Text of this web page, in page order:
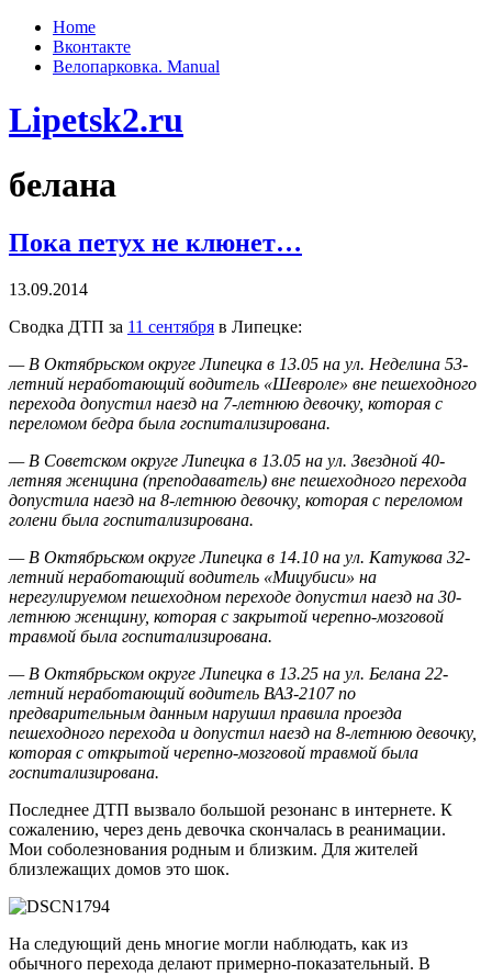
Home
Вконтакте
Велопарковка. Manual
Lipetsk2.ru
белана
Пока петух не клюнет…
13.09.2014
Сводка ДТП за 11 сентября в Липецке:
— В Октябрьском округе Липецка в 13.05 на ул. Неделина 53-
летний неработающий водитель «Шевроле» вне пешеходного
перехода допустил наезд на 7-летнюю девочку, которая с
переломом бедра была госпитализирована.
— В Советском округе Липецка в 13.05 на ул. Звездной 40-
летняя женщина (преподаватель) вне пешеходного перехода
допустила наезд на 8-летнюю девочку, которая с переломом
голени была госпитализирована.
— В Октябрьском округе Липецка в 14.10 на ул. Катукова 32-
летний неработающий водитель «Мицубиси» на
нерегулируемом пешеходном переходе допустил наезд на 30-
летнюю женщину, которая с закрытой черепно-мозговой
травмой была госпитализирована.
— В Октябрьском округе Липецка в 13.25 на ул. Белана 22-
летний неработающий водитель ВАЗ-2107 по
предварительным данным нарушил правила проезда
пешеходного перехода и допустил наезд на 8-летнюю девочку,
которая с открытой черепно-мозговой травмой была
госпитализирована.
Последнее ДТП вызвало большой резонанс в интернете. К
сожалению, через день девочка скончалась в реанимации.
Мои соболезнования родным и близким. Для жителей
близлежащих домов это шок.
На следующий день многие могли наблюдать, как из
обычного перехода делают примерно-показательный. В